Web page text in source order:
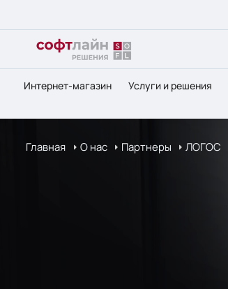
Интернет-магазин Услуги и решения
Главная О нас Партнеры ЛОГОС